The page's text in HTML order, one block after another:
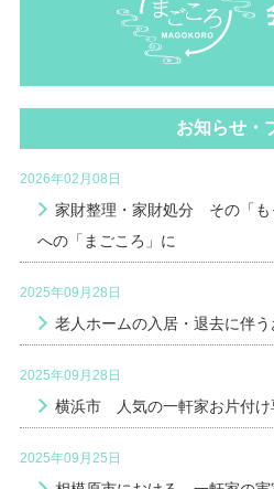
お知らせ・
2026年02月08日
家財整理・家財処分 その「も
への「まごころ」に
2025年09月28日
老人ホームの入居・退去に伴
2025年09月28日
横浜市 人気の一軒家お片付け
2025年09月25日